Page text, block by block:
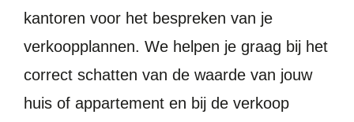
kantoren voor het bespreken van je
verkoopplannen. We helpen je graag bij het
correct schatten van de waarde van jouw
huis of appartement en bij de verkoop